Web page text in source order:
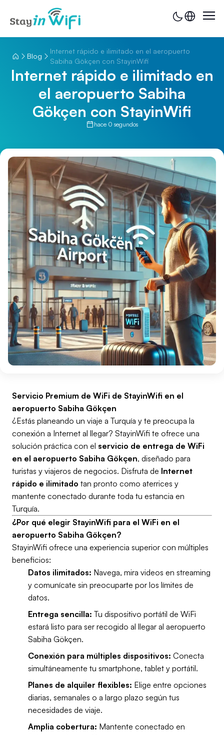
Blog
Internet rápido e ilimitado en el aeropuerto
Sabiha Gökçen con StayinWifi
Internet rápido e ilimitado en
el aeropuerto Sabiha
Gökçen con StayinWifi
hace 0 segundos
Servicio Premium de WiFi de StayinWifi en el
aeropuerto Sabiha Gökçen
¿Estás planeando un viaje a Turquía y te preocupa la
conexión a Internet al llegar? StayinWifi te ofrece una
solución práctica con el servicio de entrega de WiFi
en el aeropuerto Sabiha Gökçen, diseñado para
turistas y viajeros de negocios. Disfruta de Internet
rápido e ilimitado tan pronto como aterrices y
mantente conectado durante toda tu estancia en
Turquía.
¿Por qué elegir StayinWifi para el WiFi en el
aeropuerto Sabiha Gökçen?
StayinWifi ofrece una experiencia superior con múltiples
beneficios:
Datos ilimitados: Navega, mira videos en streaming
y comunícate sin preocuparte por los límites de
datos.
Entrega sencilla: Tu dispositivo portátil de WiFi
estará listo para ser recogido al llegar al aeropuerto
Sabiha Gökçen.
Conexión para múltiples dispositivos: Conecta
simultáneamente tu smartphone, tablet y portátil.
Planes de alquiler flexibles: Elige entre opciones
diarias, semanales o a largo plazo según tus
necesidades de viaje.
Amplia cobertura: Mantente conectado en